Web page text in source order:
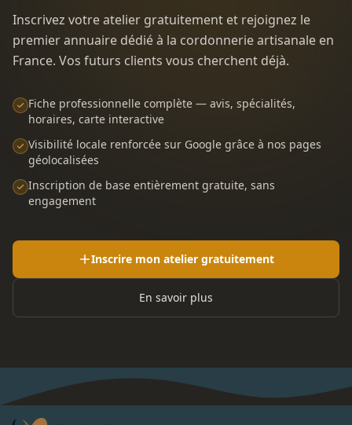
Inscrivez votre atelier gratuitement et rejoignez le
premier annuaire dédié à la cordonnerie artisanale en
France. Vos futurs clients vous cherchent déjà.
Fiche professionnelle complète — avis, spécialités,
horaires, carte interactive
Visibilité locale renforcée sur Google grâce à nos pages
géolocalisées
Inscription de base entièrement gratuite, sans
engagement
Inscrire mon atelier gratuitement
En savoir plus